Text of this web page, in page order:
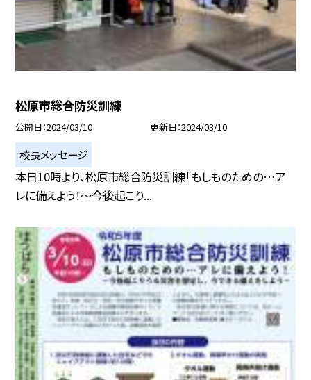
松原市総合防災訓練
公開日 2024/03/10 更新日 2024/03/10
校長メッセージ
本日10時より、松原市総合防災訓練「もしものための…ア
レに備えよう！〜今後起こり...